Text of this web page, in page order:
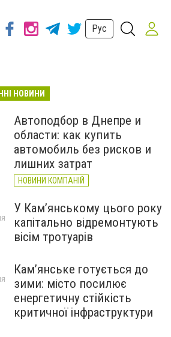
Рус
НОВИНИ
Автоподбор в Днепре и
области: как купить
автомобиль без рисков и
лишних затрат
НОВИНИ КОМПАНІЙ
У Кам’янському цього року
капітально відремонтують
вісім тротуарів
Кам’янське готується до
зими: місто посилює
енергетичну стійкість
критичної інфраструктури